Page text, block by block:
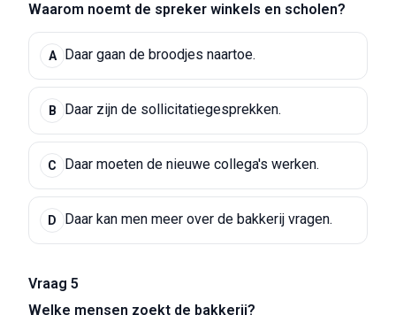
Waarom noemt de spreker winkels en scholen?
A Daar gaan de broodjes naartoe.
B Daar zijn de sollicitatiegesprekken.
C Daar moeten de nieuwe collega's werken.
D Daar kan men meer over de bakkerij vragen.
Vraag 5
Welke mensen zoekt de bakkerij?